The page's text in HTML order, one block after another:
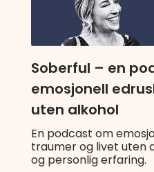
Soberful – en
emosjonell
uten alkohol
En podcast om
traumer og livet uten
og personlig erfaring.